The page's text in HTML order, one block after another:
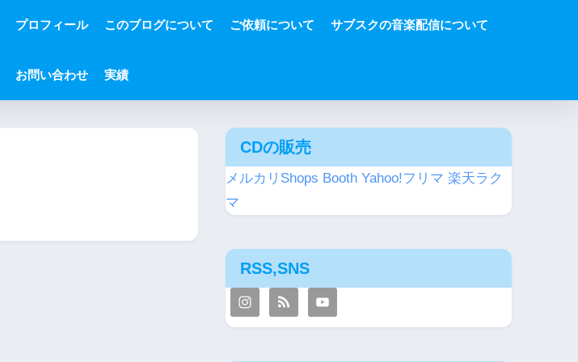
プロフィール このブログについて ご依頼について サブスクの音楽配信について
お問い合わせ 実績
CDの販売
メルカリShops Booth Yahoo!フリマ 楽天ラク
マ
RSS,SNS